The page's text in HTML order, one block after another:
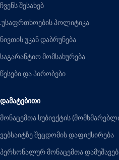
ჩვენს შესახებ
.უსაფრთხოების პოლიტიკა
ნივთის უკან დაბრუნება
საგარანტიო მომსახურება
წესები და პირობები
ᲓᲐᲛᲐᲢᲔᲑᲘᲗᲘ
მონაცემთა სუბიექტის
ვებსაიტზე შეცდომის დაფიქსირება
პერსონალურ მონაცემთა